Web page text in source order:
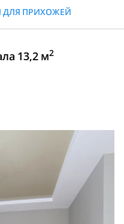
ПРИХОЖЕЙ
13,2 м2